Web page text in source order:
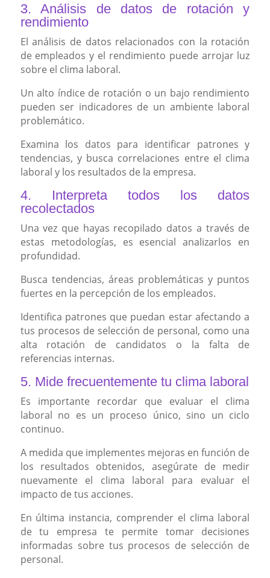
3. Análisis de datos de rotación y
rendimiento
El análisis de datos relacionados con la rotación
de empleados y el rendimiento puede arrojar luz
sobre el clima laboral.
Un alto índice de rotación o un bajo rendimiento
pueden ser indicadores de un ambiente laboral
problemático.
Examina los datos para identificar patrones y
tendencias, y busca correlaciones entre el clima
laboral y los resultados de la empresa.
4. Interpreta todos los datos
recolectados
Una vez que hayas recopilado datos a través de
estas metodologías, es esencial analizarlos en
profundidad.
Busca tendencias, áreas problemáticas y puntos
fuertes en la percepción de los empleados.
Identifica patrones que puedan estar afectando a
tus procesos de selección de personal, como una
alta rotación de candidatos o la falta de
referencias internas.
5. Mide frecuentemente tu clima laboral
Es importante recordar que evaluar el clima
laboral no es un proceso único, sino un ciclo
continuo.
A medida que implementes mejoras en función de
los resultados obtenidos, asegúrate de medir
nuevamente el clima laboral para evaluar el
impacto de tus acciones.
En última instancia, comprender el clima laboral
de tu empresa te permite tomar decisiones
informadas sobre tus procesos de selección de
personal.